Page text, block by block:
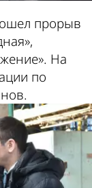
прорыв
На
по